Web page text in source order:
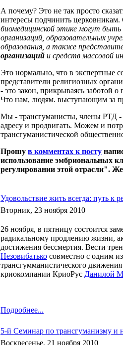
А почему? Это не так просто
интересы подчинить
биомедицинской этике могут
организаций, образовательных
образования, а также
организаций и средств массовой
Это нормально, что в экспертные
представители религиозных
- это закон, прикрываясь заботой о
Что нам, людям. выступающим за
Мы - трансгуманисты, члены РТД -
адресу и продвигать. Можем и
трансгуманистической
Прошу в комментах к посту
использование эмбриональных
регулировании этой отрасли".
Удовольствие жить всегда: путь к
Вторник, 23 ноября 2010
26 ноября, в пятницу состоится
радикальному продлению жизни,
достижения бессмертия. Вести
Незовибатько совместно с одним
трансгумманистического
криокомпании КриоРус Данилой
Подробнее...
5-й Семинар по трансгуманизму и
Воскресенье, 21 ноября 2010